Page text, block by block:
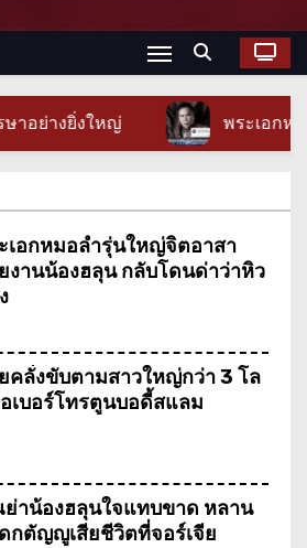
มอลำรุ่นใหญ่จิตอาสาช่วยงานน้องฮลุ
เอกหมอลำรุ่นใหญ่จิตอาสา
งานน้องฮลุน กลับโดนด่าว่าหิว
คลั่งขับตามสาวใหญ่กว่า 3 โล
เบอร์โทรตูนบอดี้สแลม
าน้องฮลุนใจแทบขาด หลาน
กตัญญูเสียชีวิตที่จอร์เจีย